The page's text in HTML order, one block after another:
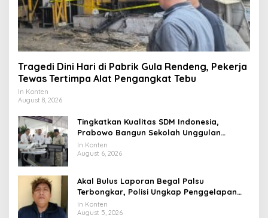
Tragedi Dini Hari di Pabrik Gula Rendeng, Pekerja
Tewas Tertimpa Alat Pengangkat Tebu
In Konten
August 8, 2026
Tingkatkan Kualitas SDM Indonesia,
Prabowo Bangun Sekolah Unggulan
hingga Undang Universitas Terbaik Dunia
In Konten
August 6, 2026
Akal Bulus Laporan Begal Palsu
Terbongkar, Polisi Ungkap Penggelapan
Uang Perusahaan untuk Crypto
In Konten
August 5, 2026